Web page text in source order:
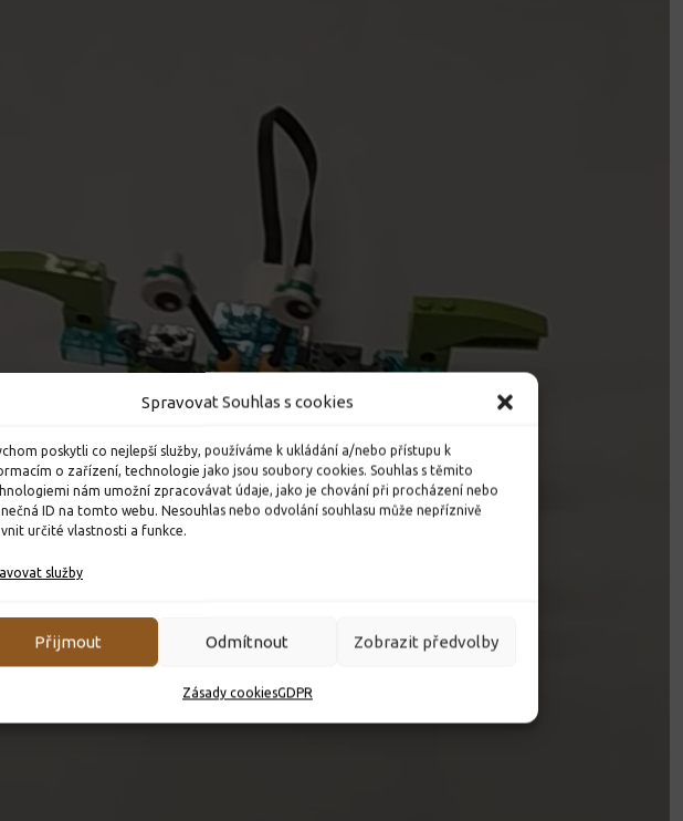
Spravovat Souhlas s cookies
poskytli co nejlepší služby, používáme k ukládání a/nebo přístupu k
o zařízení, technologie jako jsou soubory cookies. Souhlas s těmito
nám umožní zpracovávat údaje, jako je chování při procházení nebo
ID na tomto webu. Nesouhlas nebo odvolání souhlasu může nepříznivě
určité vlastnosti a funkce.
služby
Přijmout Odmítnout Zobrazit předvolby
Zásady cookiesGDPR